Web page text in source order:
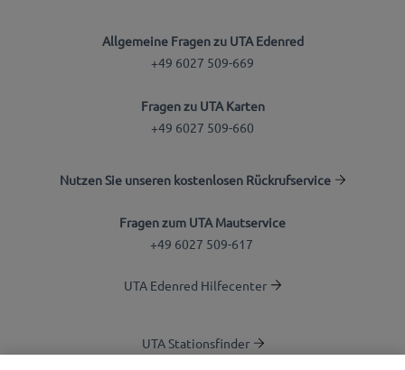
Allgemeine Fragen zu UTA Edenred
+49 6027 509-669
Fragen zu UTA Karten
+49 6027 509-660
Nutzen Sie unseren kostenlosen Rückrufservice
Fragen zum UTA Mautservice
+49 6027 509-617
UTA Edenred Hilfecenter
UTA Stationsfinder